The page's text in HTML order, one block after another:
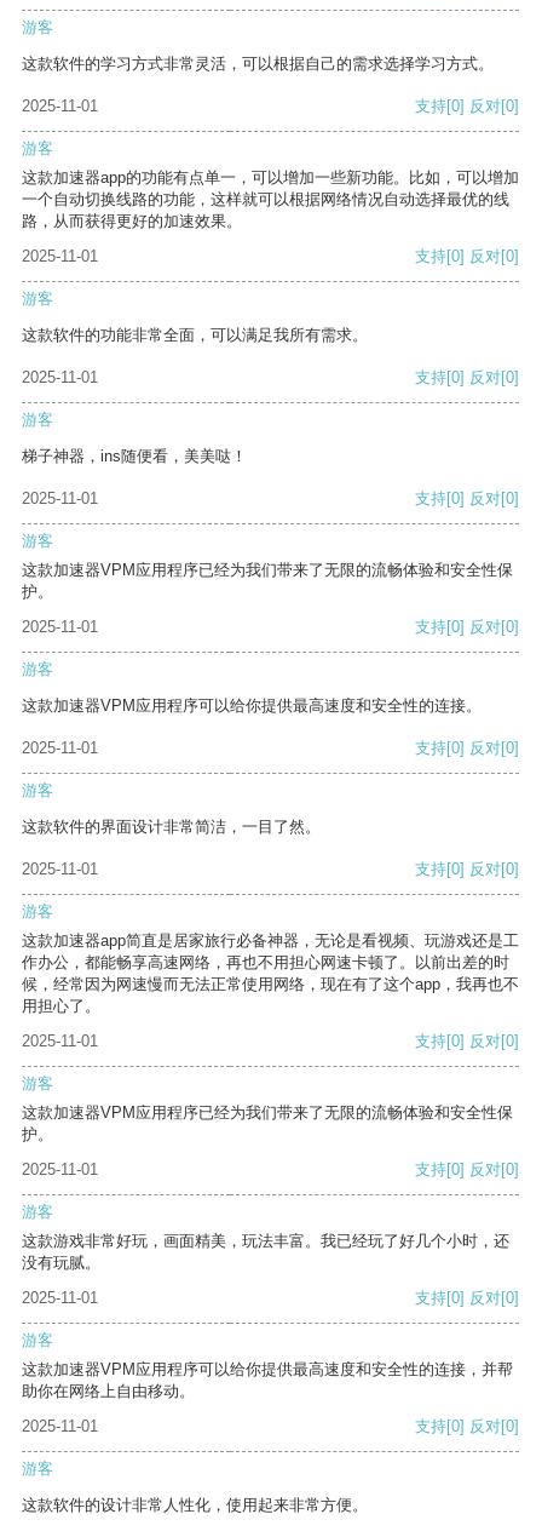
游客
这款软件的学习方式非常灵活，可以根据自己的需求选择学习方式。
2025-11-01 支持[0] 反对[0]
游客
这款加速器app的功能有点单一，可以增加一些新功能。比如，可以增加
一个自动切换线路的功能，这样就可以根据网络情况自动选择最优的线
路，从而获得更好的加速效果。
2025-11-01
支持[0] 反对[0]
游客
这款软件的功能非常全面，可以满足我所有需求。
2025-11-01 支持[0] 反对[0]
游客
梯子神器，ins随便看，美美哒！
2025-11-01 支持[0] 反对[0]
游客
这款加速器VPM应用程序已经为我们带来了无限的流畅体验和安全性保
护。
2025-11-01
支持[0] 反对[0]
游客
这款加速器VPM应用程序可以给你提供最高速度和安全性的连接。
2025-11-01 支持[0] 反对[0]
游客
这款软件的界面设计非常简洁，一目了然。
2025-11-01 支持[0] 反对[0]
游客
这款加速器app简直是居家旅行必备神器，无论是看视频、玩游戏还是工
作办公，都能畅享高速网络，再也不用担心网速卡顿了。以前出差的时
候，经常因为网速慢而无法正常使用网络，现在有了这个app，我再也不
用担心了。
2025-11-01
支持[0] 反对[0]
游客
这款加速器VPM应用程序已经为我们带来了无限的流畅体验和安全性保
护。
2025-11-01
支持[0] 反对[0]
游客
这款游戏非常好玩，画面精美，玩法丰富。我已经玩了好几个小时，还
没有玩腻。
2025-11-01
支持[0] 反对[0]
游客
这款加速器VPM应用程序可以给你提供最高速度和安全性的连接，并帮
助你在网络上自由移动。
2025-11-01
支持[0] 反对[0]
游客
这款软件的设计非常人性化，使用起来非常方便。